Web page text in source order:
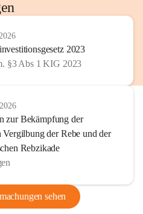
2023
§3 Abs 1 KIG 2023
zur Bekämpfung der
Vergilbung der Rebe und der
Rebzikade
sehen